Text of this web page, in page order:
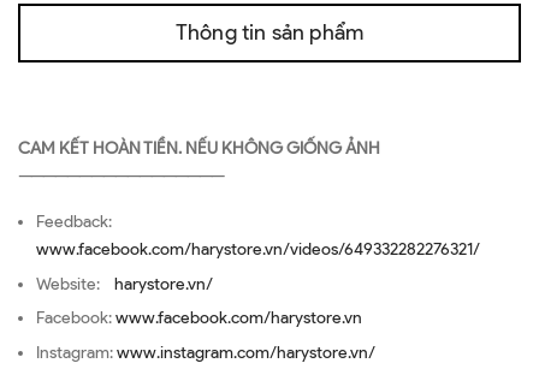
Thông tin sản phẩm
CAM KẾT HOÀN TIỀN. NẾU KHÔNG GIỐNG ẢNH
—————————————————
Feedback:
www.facebook.com/harystore.vn/videos/649332282276321/
Website: harystore.vn/
Facebook:www.facebook.com/harystore.vn
Instagram:www.instagram.com/harystore.vn/